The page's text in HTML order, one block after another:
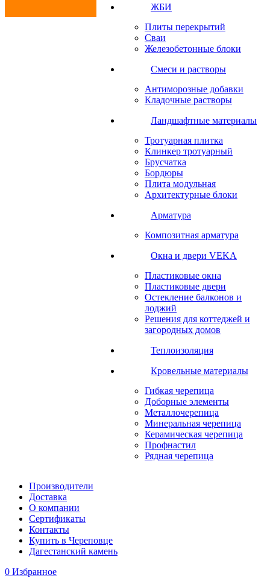
ЖБИ
Плиты перекрытий
Сваи
Железобетонные блоки
Cмеси и растворы
Антиморозные добавки
Кладочные растворы
Ландшафтные материалы
Тротуарная плитка
Клинкер тротуарный
Брусчатка
Бордюры
Плита модульная
Архитектурные блоки
Арматура
Композитная арматура
Окна и двери VEKA
Пластиковые окна
Пластиковые двери
Остекление балконов и
лоджий
Решения для коттеджей и
загородных домов
Теплоизоляция
Кровельные материалы
Гибкая черепица
Доборные элементы
Металлочерепица
Минеральная черепица
Керамическая черепица
Профнастил
Рядная черепица
Производители
Доставка
О компании
Сертификаты
Контакты
Купить в Череповце
Дагестанский камень
0 Избранное